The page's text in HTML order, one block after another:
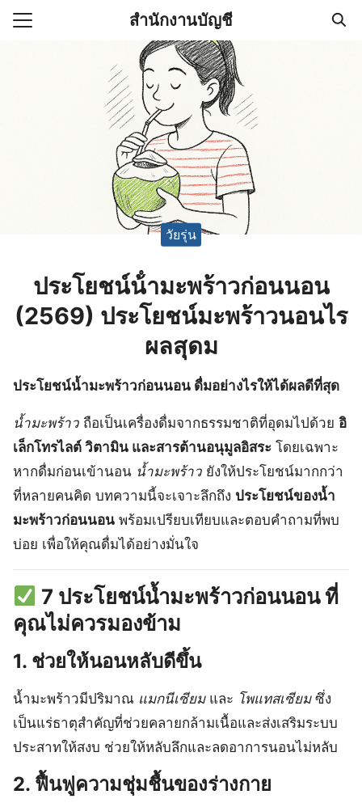
Skip
สำนักงานบัญชี
านบัญชี (Accounting
ช่วยสำคัญในการบริหาร
วัยรุ่น
ประโยชน์น้ํามะพร้าวก่อนนอน
(2569) ประโยชน์มะพร้าวนอนไร
ผลสุดม
ประโยชน์น้ำมะพร้าวก่อนนอน ดื่มอย่างไรให้ได้ผลดีที่สุด
น้ำมะพร้าว ถือเป็นเครื่องดื่มจากธรรมชาติที่อุดมไปด้วย อิ
เล็กโทรไลต์ วิตามิน และสารต้านอนุมูลอิสระ โดยเฉพาะ
หากดื่มก่อนเข้านอน น้ำมะพร้าว ยังให้ประโยชน์มากกว่า
ที่หลายคนคิด บทความนี้จะเจาะลึกถึง ประโยชน์ของน้ำ
มะพร้าวก่อนนอน พร้อมเปรียบเทียบและตอบคำถามที่พบ
บ่อย เพื่อให้คุณดื่มได้อย่างมั่นใจ
7 ประโยชน์น้ำมะพร้าวก่อนนอน ที่
คุณไม่ควรมองข้าม
1. ช่วยให้นอนหลับดีขึ้น
น้ำมะพร้าวมีปริมาณ แมกนีเซียมและ โพแทสเซียมซึ่ง
เป็นแร่ธาตุสำคัญที่ช่วยคลายกล้ามเนื้อและส่งเสริมระบบ
ประสาทให้สงบ ช่วยให้หลับลึกและลดอาการนอนไม่หลับ
2. ฟื้นฟูความชุ่มชื้นของร่างกาย